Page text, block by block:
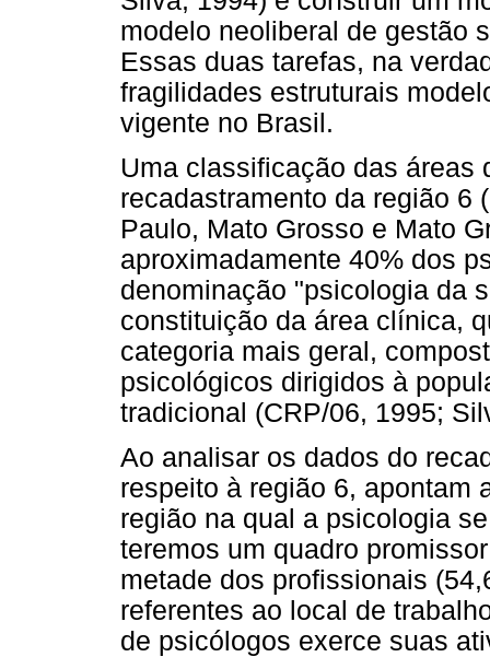
modelo neoliberal de gestão
Essas duas tarefas, na
fragilidades estruturais
vigente no Brasil.
Uma classificação das áreas
recadastramento da região 6
Paulo, Mato Grosso e Mato
aproximadamente 40% dos
denominação "psicologia da
constituição da área clínica,
categoria mais geral,
psicológicos dirigidos à
tradicional (CRP/06, 1995;
Ao analisar os dados do
respeito à região 6, apontam
região na qual a psicologia
teremos um quadro
metade dos profissionais
referentes ao local de
de psicólogos exerce suas